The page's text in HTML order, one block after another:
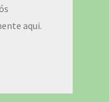
aqui.